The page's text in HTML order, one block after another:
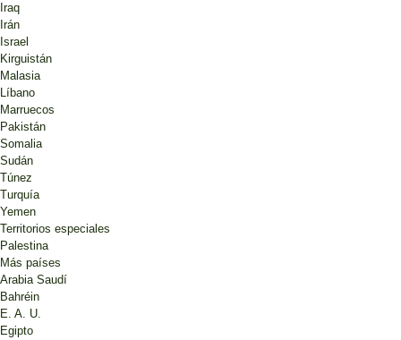
Iraq
Irán
Israel
Kirguistán
Malasia
Líbano
Marruecos
Pakistán
Somalia
Sudán
Túnez
Turquía
Yemen
Territorios especiales
Palestina
Más países
Arabia Saudí
Bahréin
E. A. U.
Egipto